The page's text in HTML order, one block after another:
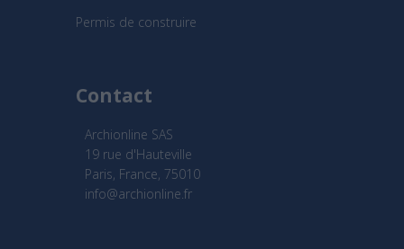
Permis de construire
Contact
Archionline SAS
19 rue d'Hauteville
Paris, France, 75010
info@archionline.fr